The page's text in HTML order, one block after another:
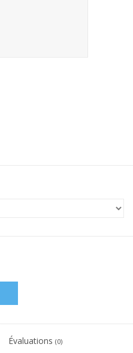
Évaluations (0)